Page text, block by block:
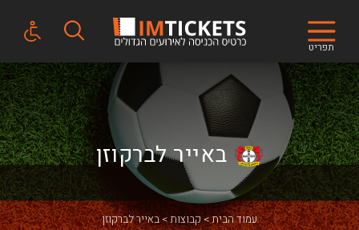
תפריט
באייר לברקוזן
באייר לברקוזן קבוצות עמוד הבית